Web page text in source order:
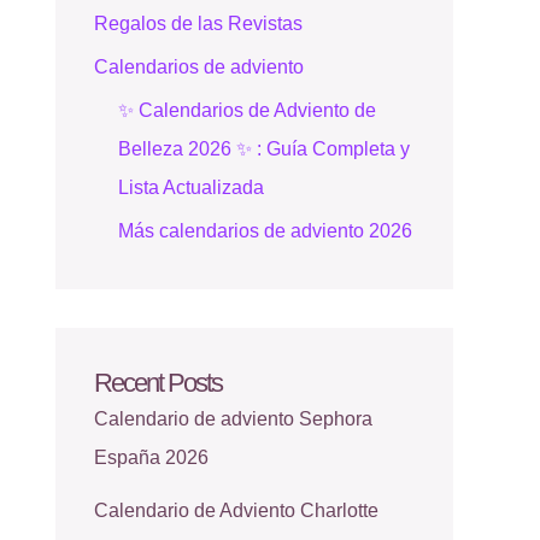
Regalos de las Revistas
Calendarios de adviento
✨ Calendarios de Adviento de
Belleza 2026 ✨ : Guía Completa y
Lista Actualizada
Más calendarios de adviento 2026
Recent Posts
Calendario de adviento Sephora
España 2026
Calendario de Adviento Charlotte